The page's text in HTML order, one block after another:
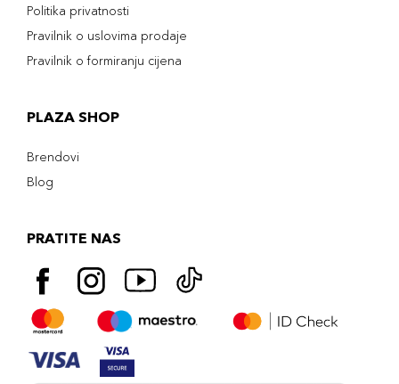
Politika privatnosti
Pravilnik o uslovima prodaje
Pravilnik o formiranju cijena
PLAZA SHOP
Brendovi
Blog
PRATITE NAS